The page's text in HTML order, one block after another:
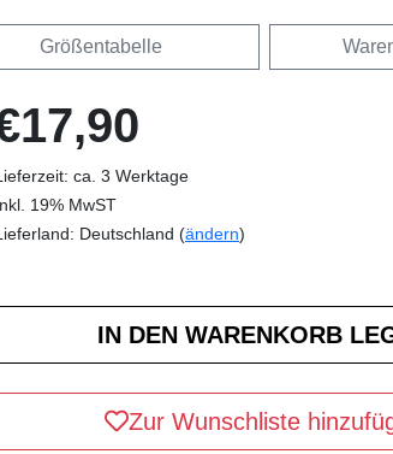
Größentabelle
ca. 3 Werktage
19% MwST
Deutschland (ändern)
Zur Wunschliste